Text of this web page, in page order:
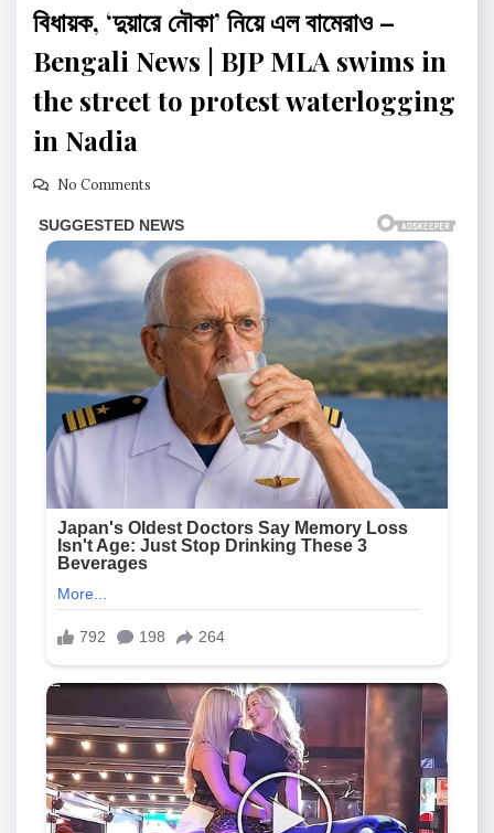
বিধায়ক, ‘দুয়ারে নৌকা’ নিয়ে এল বামেরাও –
Bengali News | BJP MLA swims in
the street to protest waterlogging
in Nadia
No Comments